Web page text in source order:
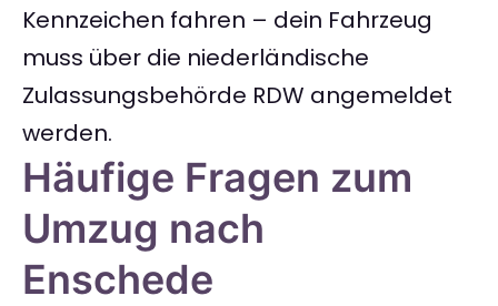
Kennzeichen fahren – dein Fahrzeug
muss über die niederländische
Zulassungsbehörde RDW angemeldet
werden.
Häufige Fragen zum
Umzug nach
Enschede